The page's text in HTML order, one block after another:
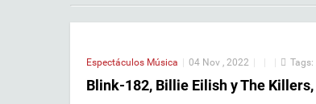
Espectáculos Música 04 Nov , 2022 Tags:
Blink-182, Billie Eilish y The